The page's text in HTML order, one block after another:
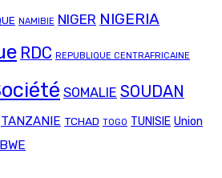
NAMIBIE NIGER NIGERIA
RDC REPUBLIQUE CENTRAFRICAINE
SOMALIE SOUDAN
TANZANIE TCHAD TOGO TUNISIE Union